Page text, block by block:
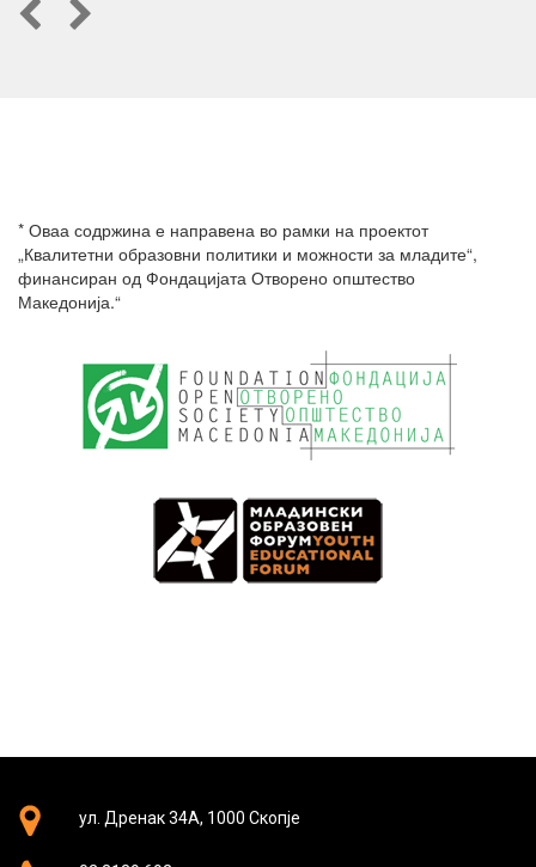
Previous
Next
* Оваа содржина е направена во рамки на проектот
„Квалитетни образовни политики и можности за младите“,
финансиран од Фондацијата Отворено општество
Македонија.“
ул. Дренак 34А, 1000 Скопје